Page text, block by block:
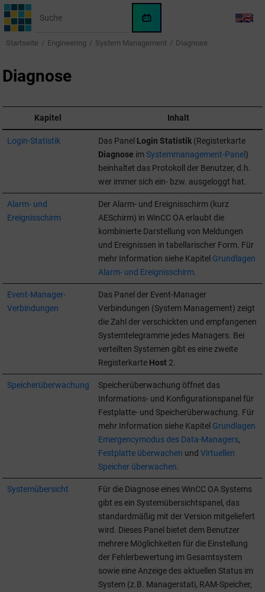
Springe zum Hauptinhalt
WinCC
OA
KI-
LANG
Startseite Engineering System Management Diagnose
Diagnose
Kapitel Inhalt
Login-Statistik Das Panel Login Statistik(Registerkarte
Diagnose im Systemmanagement-Panel)
beinhaltet das Protokoll der Benutzer, d.h.
wer immer sich ein- bzw. ausgeloggt hat.
Alarm- und
Ereignisschirm
Der Alarm- und Ereignisschirm (kurz
AESchirm) in WinCC OAerlaubt die
kombinierte Darstellung von Meldungen
und Ereignissen in tabellarischer Form. Für
mehr Information siehe Kapitel Grundlagen
Alarm- und Ereignisschirm.
Event-Manager-
Verbindungen
Das Panel der Event-Manager
Verbindungen (System Management) zeigt
die Zahl der verschickten und empfangenen
Systemtelegramme jedes Managers. Bei
verteilten Systemen gibt es eine zweite
Registerkarte Host2.
Speicherüberwachung
Speicherüberwachung öffnet das
Informations- und Konfigurationspanel für
Festplatte- und Speicherüberwachung. Für
mehr Information siehe Kapitel Grundlagen
Emergencymodus des Data-Managers,
Festplatte überwachen und Virtuellen
Speicher überwachen.
Systemübersicht Für die Diagnose einesWinCC OASystems
gibt es ein Systemübersichtspanel, das
standardmäßig mit der Version mitgeliefert
wird. Dieses Panel bietet dem Benutzer
mehrere Möglichkeiten für die Einstellung
der Fehlerbewertung im Gesamtsystem
sowie eine Anzeige des aktuellen Status im
System (z.B. Managerstati, RAM-Speicher,